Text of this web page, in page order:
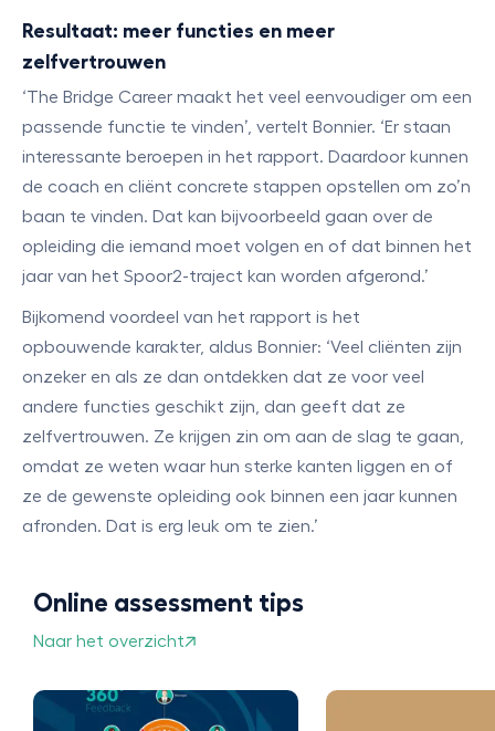
Resultaat: meer functies en meer
zelfvertrouwen
‘The Bridge Career maakt het veel eenvoudiger om een
passende functie te vinden’, vertelt Bonnier. ‘Er staan
interessante beroepen in het rapport. Daardoor kunnen
de coach en cliënt concrete stappen opstellen om zo’n
baan te vinden. Dat kan bijvoorbeeld gaan over de
opleiding die iemand moet volgen en of dat binnen het
jaar van het Spoor2-traject kan worden afgerond.’
Bijkomend voordeel van het rapport is het
opbouwende karakter, aldus Bonnier: ‘Veel cliënten zijn
onzeker en als ze dan ontdekken dat ze voor veel
andere functies geschikt zijn, dan geeft dat ze
zelfvertrouwen. Ze krijgen zin om aan de slag te gaan,
omdat ze weten waar hun sterke kanten liggen en of
ze de gewenste opleiding ook binnen een jaar kunnen
afronden. Dat is erg leuk om te zien.’
Online assessment tips
Naar het overzicht